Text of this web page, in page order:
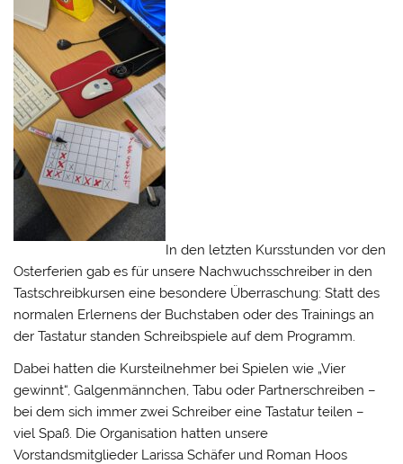
In den letzten Kursstunden vor den
Osterferien gab es für unsere Nachwuchsschreiber in den
Tastschreibkursen eine besondere Überraschung: Statt des
normalen Erlernens der Buchstaben oder des Trainings an
der Tastatur standen Schreibspiele auf dem Programm.
Dabei hatten die Kursteilnehmer bei Spielen wie „Vier
gewinnt“, Galgenmännchen, Tabu oder Partnerschreiben –
bei dem sich immer zwei Schreiber eine Tastatur teilen –
viel Spaß. Die Organisation hatten unsere
Vorstandsmitglieder Larissa Schäfer und Roman Hoos